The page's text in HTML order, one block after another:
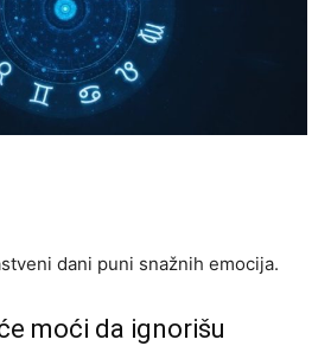
dani puni snažnih emocija.
moći da ignorišu